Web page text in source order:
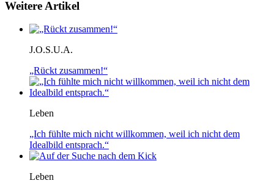
Weitere Artikel
J.O.S.U.A.
„Rückt zusammen!“
Leben
„Ich fühlte mich nicht willkommen, weil ich nicht dem
Idealbild entsprach.“
Leben